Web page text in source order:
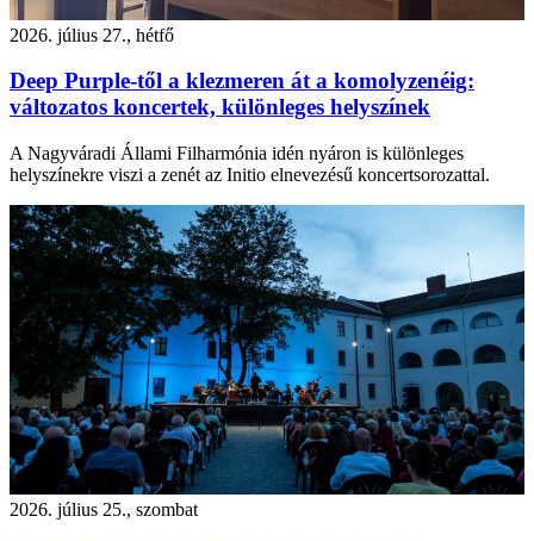
2026. július 27., hétfő
Deep Purple-től a klezmeren át a komolyzenéig:
változatos koncertek, különleges helyszínek
A Nagyváradi Állami Filharmónia idén nyáron is különleges
helyszínekre viszi a zenét az Initio elnevezésű koncertsorozattal.
2026. július 25., szombat